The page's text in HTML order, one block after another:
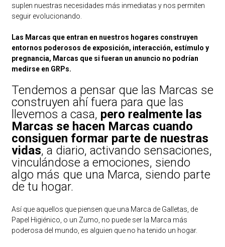
suplen nuestras necesidades más inmediatas y nos permiten
seguir evolucionando.
Las Marcas que entran en nuestros hogares construyen
entornos poderosos de exposición, interacción, estímulo y
pregnancia, Marcas que si fueran un anuncio no podrían
medirse en GRPs.
Tendemos a pensar que las Marcas se
construyen ahí fuera para que las
llevemos a casa, pero realmente las
Marcas se hacen Marcas cuando
consiguen formar parte de nuestras
vidas, a diario, activando sensaciones,
vinculándose a emociones, siendo
algo más que una Marca, siendo parte
de tu hogar.
Así que aquellos que piensen que una Marca de Galletas, de
Papel Higiénico, o un Zumo, no puede ser la Marca más
poderosa del mundo, es alguien que no ha tenido un hogar.